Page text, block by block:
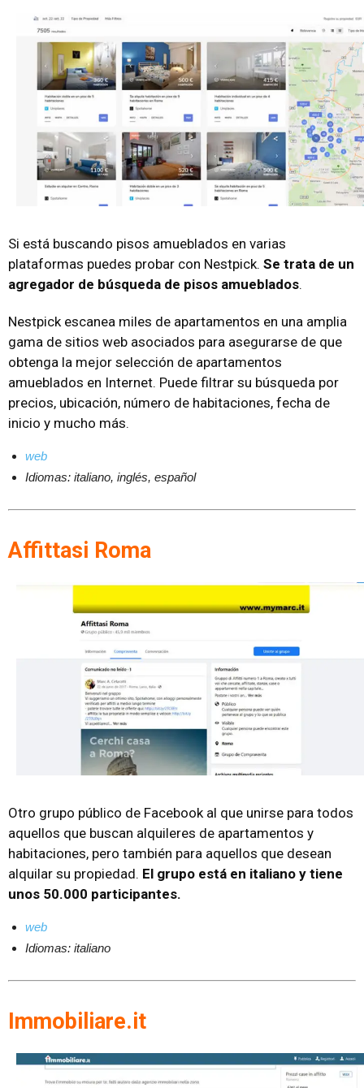
Si está buscando pisos amueblados en varias
plataformas puedes probar con Nestpick. Se trata de un
agregador de búsqueda de pisos amueblados.
Nestpick escanea miles de apartamentos en una amplia
gama de sitios web asociados para asegurarse de que
obtenga la mejor selección de apartamentos
amueblados en Internet. Puede filtrar su búsqueda por
precios, ubicación, número de habitaciones, fecha de
inicio y mucho más.
web
Idiomas: italiano, inglés, español
Affittasi Roma
Otro grupo público de Facebook al que unirse para todos
aquellos que buscan alquileres de apartamentos y
habitaciones, pero también para aquellos que desean
alquilar su propiedad. El grupo está en italiano y tiene
unos 50.000 participantes.
web
Idiomas: italiano
Immobiliare.it